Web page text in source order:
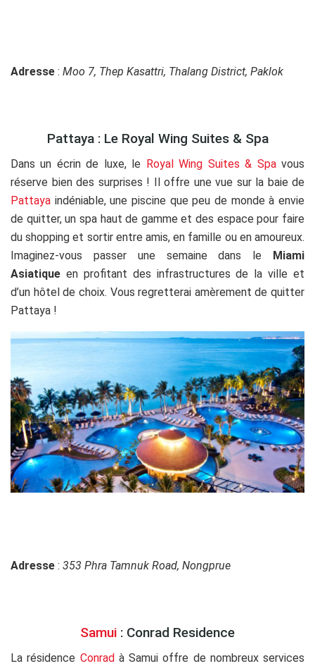
Adresse : Moo 7, Thep Kasattri, Thalang District, Paklok
Pattaya : Le Royal Wing Suites & Spa
Dans un écrin de luxe, le Royal Wing Suites & Spavous
réserve bien des surprises ! Il offre une vue sur la baie de
Pattaya indéniable, une piscine que peu de monde à envie
de quitter, un spa haut de gamme et des espace pour faire
du shopping et sortir entre amis, en famille ou en amoureux.
Imaginez-vous passer une semaine dans le
Miami
Asiatique en profitant des infrastructures de la ville et
d’un hôtel de choix. Vous regretterai amèrement de quitter
Pattaya !
Adresse : 353 Phra Tamnuk Road, Nongprue
Samui : Conrad Residence
La résidence Conrad à Samui offre de nombreux services